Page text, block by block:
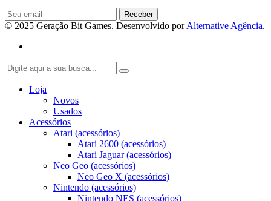
© 2025 Geração Bit Games. Desenvolvido porAlternative Agência.
Loja
Novos
Usados
Acessórios
Atari (acessórios)
Atari 2600 (acessórios)
Atari Jaguar (acessórios)
Neo Geo (acessórios)
Neo Geo X (acessórios)
Nintendo (acessórios)
Nintendo NES (acessórios)